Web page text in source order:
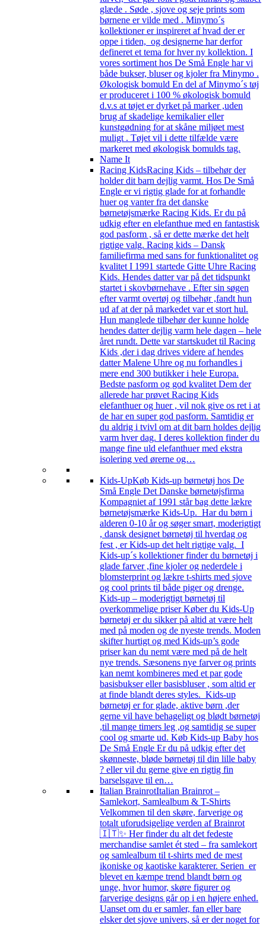
glæde . Søde , sjove og seje prints som
børnene er vilde med . Minymo´s
kollektioner er inspireret af hvad der er
oppe i tiden, og designerne har derfor
defineret et tema for hver ny kollektion. I
vores sortiment hos De Små Engle har vi
både bukser, bluser og kjoler fra Minymo .
Økologisk bomuld En del af Minymo´s tøj
er produceret i 100 % økologisk bomuld
d.v.s at tøjet er dyrket på marker ,uden
brug af skadelige kemikalier eller
kunstgødning for at skåne miljøet mest
muligt . Tøjet vil i dette tilfælde være
markeret med økologisk bomulds tag.
Name It
Racing KidsRacing Kids – tilbehør der
holder dit barn dejlig varmt. Hos De Små
Engle er vi rigtig glade for at forhandle
huer og vanter fra det danske
børnetøjsmærke Racing Kids. Er du på
udkig efter en elefanthue med en fantastisk
god pasform , så er dette mærke det helt
rigtige valg. Racing kids – Dansk
familiefirma med sans for funktionalitet og
kvalitet I 1991 startede Gitte Uhre Racing
Kids. Hendes datter var på det tidspunkt
startet i skovbørnehave . Efter sin søgen
efter varmt overtøj og tilbehør ,fandt hun
ud af at der på markedet var et stort hul.
Hun manglede tilbehør der kunne holde
hendes datter dejlig varm hele dagen – hele
året rundt. Dette var startskudet til Racing
Kids ,der i dag drives videre af hendes
datter Malene Uhre og nu forhandles i
mere end 300 butikker i hele Europa.
Bedste pasform og god kvalitet Dem der
allerede har prøvet Racing Kids
elefanthuer og huer , vil nok give os ret i at
de har en super god pasform. Samtidig er
du aldrig i tvivl om at dit barn holdes dejlig
varm hver dag. I deres kollektion finder du
mange fine uld elefanthuer med ekstra
isolering ved ørerne og…
Kids-UpKøb Kids-up børnetøj hos De
Små Engle Det Danske børnetøjsfirma
Kompagniet af 1991 står bag dette lækre
børnetøjsmærke Kids-Up. Har du børn i
alderen 0-10 år og søger smart, moderigtigt
, dansk designet børnetøj til hverdag og
fest , er Kids-up det helt rigtige valg. I
Kids-up´s kollektioner finder du børnetøj i
glade farver ,fine kjoler og nederdele i
blomsterprint og lækre t-shirts med sjove
og cool prints til både piger og drenge.
Kids-up – moderigtigt børnetøj til
overkommelige priser Køber du Kids-Up
børnetøj er du sikker på altid at være helt
med på moden og de nyeste trends. Moden
skifter hurtigt og med Kids-up’s gode
priser kan du nemt være med på de helt
nye trends. Sæsonens nye farver og prints
kan nemt kombineres med et par gode
basisbukser eller basisbluser , som altid er
at finde blandt deres styles. Kids-up
børnetøj er for glade, aktive børn ,der
gerne vil have behageligt og blødt børnetøj
,til mange timers leg ,og samtidig se super
cool og smarte ud. Køb Kids-up Baby hos
De Små Engle Er du på udkig efter det
skønneste, bløde børnetøj til din lille baby
? eller vil du gerne give en rigtig fin
barselsgave til en…
Italian BrainrotItalian Brainrot –
Samlekort, Samlealbum & T-Shirts
Velkommen til den skøre, farverige og
totalt uforudsigelige verden af Brainrot
🇮🇹✨ Her finder du alt det fedeste
merchandise samlet ét sted – fra samlekort
og samlealbum til t-shirts med de mest
ikoniske og kaotiske karakterer. Serien er
blevet en kæmpe trend blandt børn og
unge, hvor humor, skøre figurer og
farverige designs går op i en højere enhed.
Uanset om du er samler, fan eller bare
elsker det sjove univers, så er der noget for